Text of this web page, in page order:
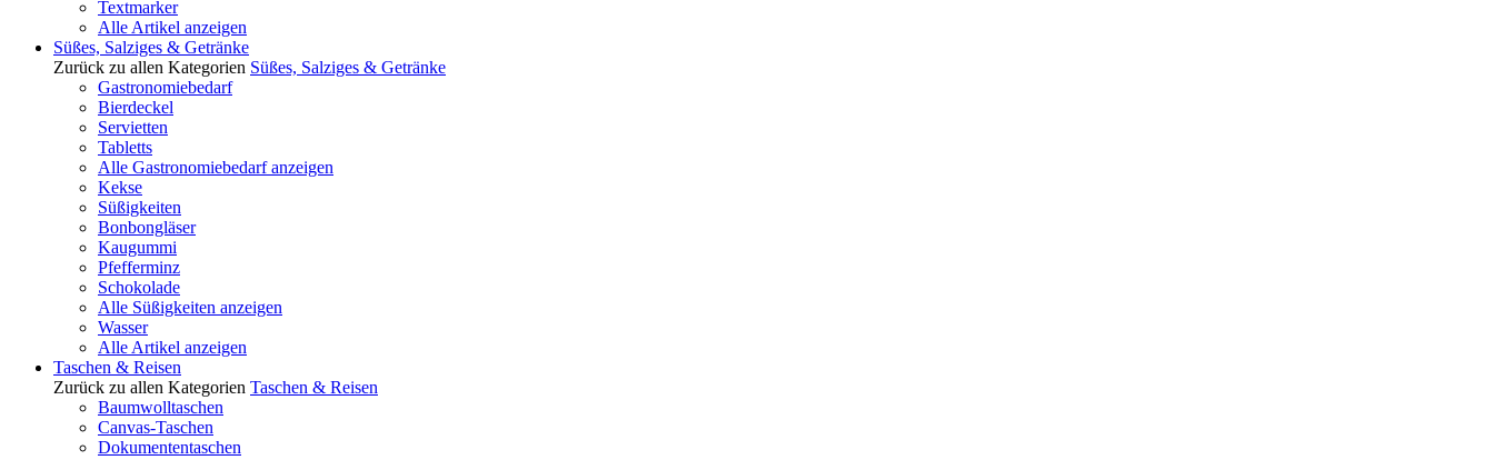
Textmarker
Alle Artikel anzeigen
Süßes, Salziges & Getränke
Zurück zu allen Kategorien Süßes, Salziges & Getränke
Gastronomiebedarf
Bierdeckel
Servietten
Tabletts
Alle Gastronomiebedarf anzeigen
Kekse
Süßigkeiten
Bonbongläser
Kaugummi
Pfefferminz
Schokolade
Alle Süßigkeiten anzeigen
Wasser
Alle Artikel anzeigen
Taschen & Reisen
Zurück zu allen Kategorien Taschen & Reisen
Baumwolltaschen
Canvas-Taschen
Dokumententaschen